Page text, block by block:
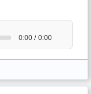
0:00 / 0:00